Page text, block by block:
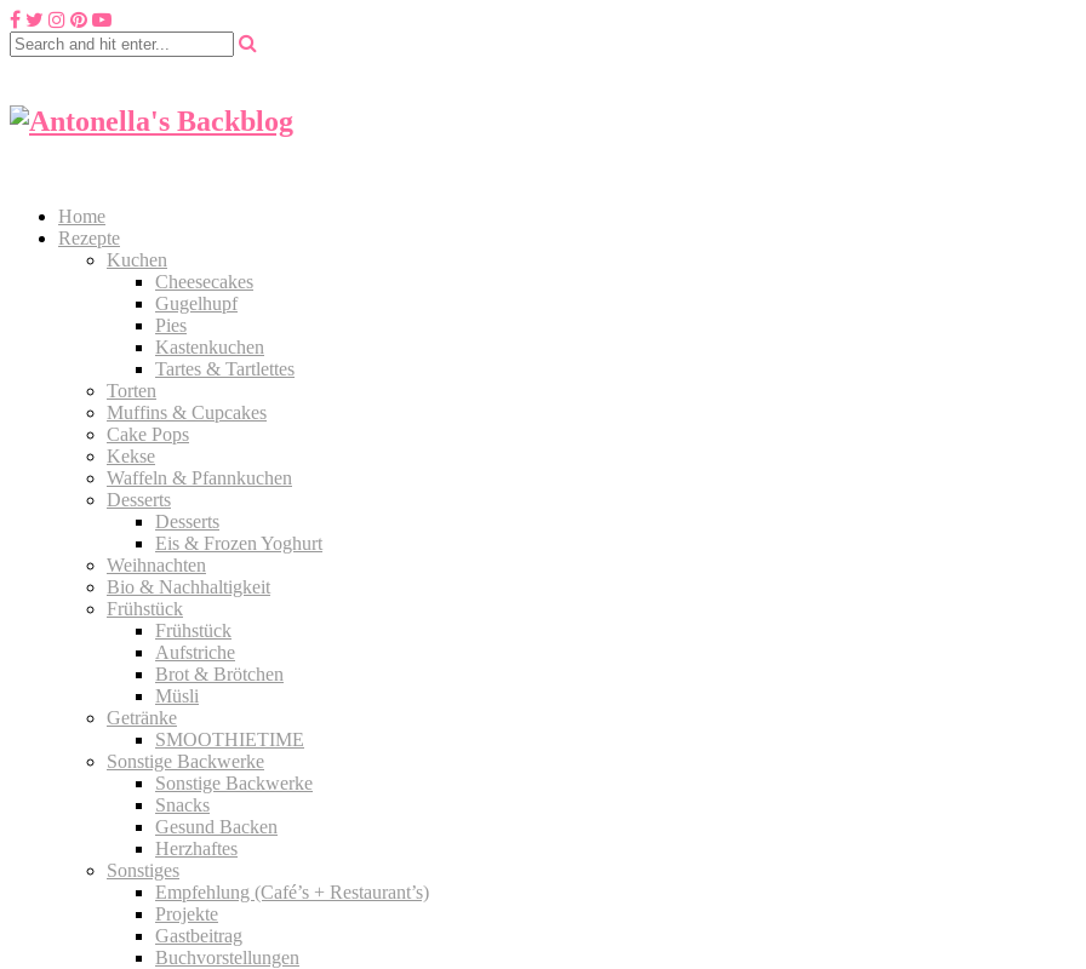
Home
Rezepte
Kuchen
Cheesecakes
Gugelhupf
Pies
Kastenkuchen
Tartes & Tartlettes
Torten
Muffins & Cupcakes
Cake Pops
Kekse
Waffeln & Pfannkuchen
Desserts
Desserts
Eis & Frozen Yoghurt
Weihnachten
Bio & Nachhaltigkeit
Frühstück
Frühstück
Aufstriche
Brot & Brötchen
Müsli
Getränke
SMOOTHIETIME
Sonstige Backwerke
Sonstige Backwerke
Snacks
Gesund Backen
Herzhaftes
Sonstiges
Empfehlung (Café’s + Restaurant’s)
Projekte
Gastbeitrag
Buchvorstellungen